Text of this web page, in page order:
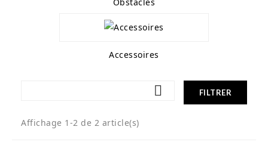
Obstacles
Accessoires
 FILTRER
Affichage 1-2 de 2 article(s)